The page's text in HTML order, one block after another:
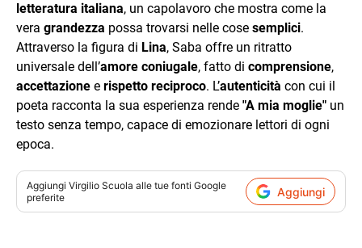
letteratura italiana, un capolavoro che mostra come la
vera grandezza possa trovarsi nelle cose semplici.
Attraverso la figura di Lina, Saba offre un ritratto
universale dell’amore coniugale, fatto di comprensione,
accettazione e rispetto reciproco. L’autenticità con cui il
poeta racconta la sua esperienza rende "A mia moglie" un
testo senza tempo, capace di emozionare lettori di ogni
epoca.
Aggiungi Virgilio Scuola alle tue fonti Google
preferite
Aggiungi